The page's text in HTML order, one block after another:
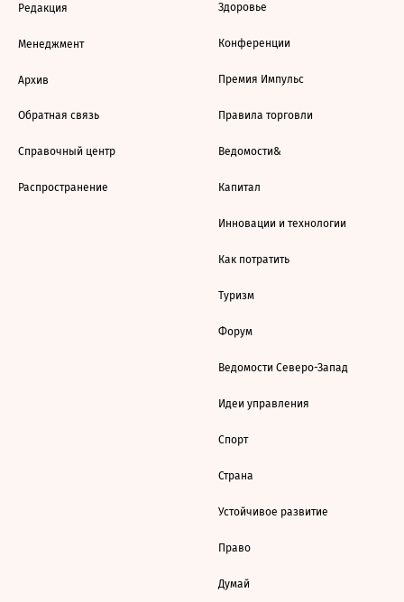
Редакция
Менеджмент
Архив
Обратная связь
Справочный центр
Распространение
Здоровье
Конференции
Премия Импульс
Правила торговли
Ведомости&
Капитал
Инновации и технологии
Как потратить
Туризм
Форум
Ведомости Северо-Запад
Идеи управления
Спорт
Страна
Устойчивое развитие
Право
Думай